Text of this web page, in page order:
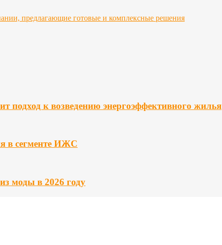
предлагающие готовые и комплексные решения
подход к возведению энергоэффективного жилья
в сегменте ИЖС
моды в 2026 году